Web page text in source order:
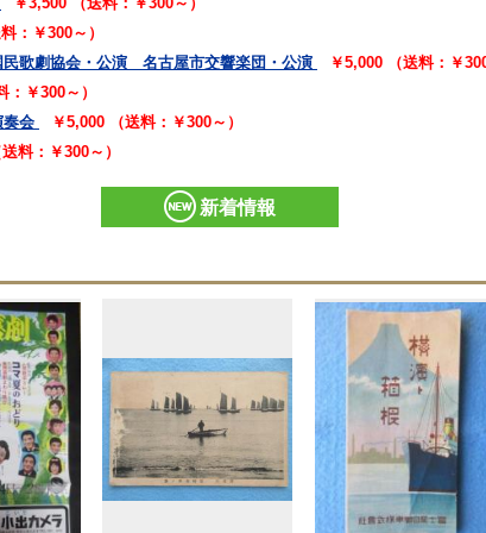
：￥300～）
歌劇協会・公演 名古屋市交響楽団・公演
￥5,000 （送料：￥
：￥300～）
奏会
￥5,000 （送料：￥300～）
料：￥300～）
新着情報